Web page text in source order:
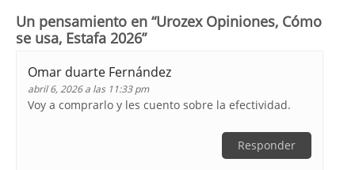
Un pensamiento en “Urozex Opiniones, Cómo
se usa, Estafa 2026”
Omar duarte Fernández
abril 6, 2026 a las 11:33 pm
Voy a comprarlo y les cuento sobre la efectividad.
Responder